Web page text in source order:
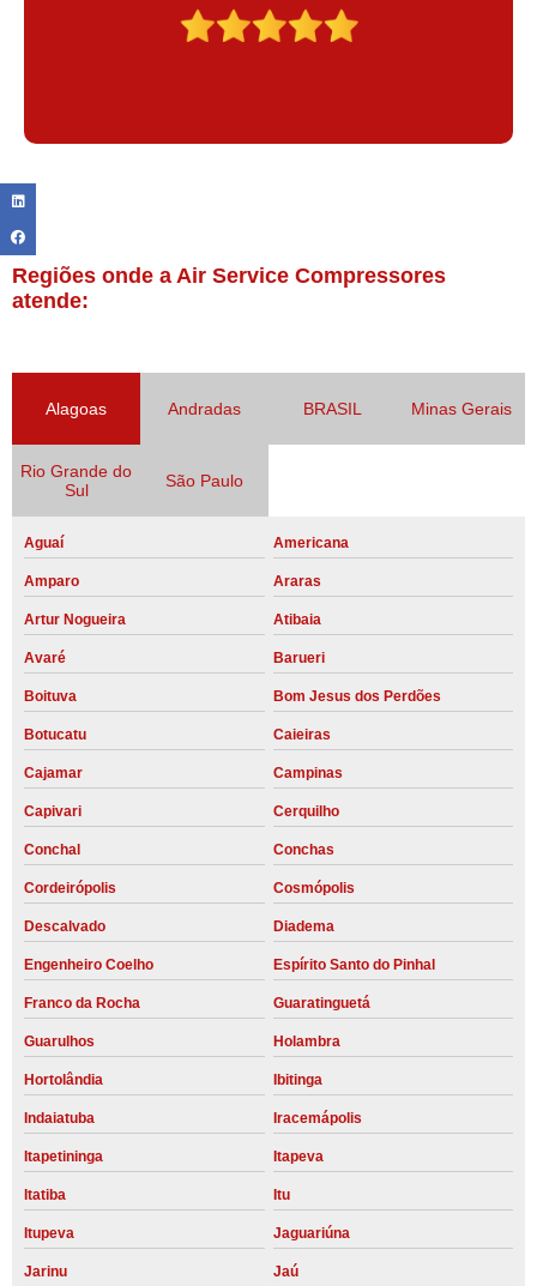
Regiões onde a Air Service Compressores
atende:
Alagoas Andradas BRASIL Minas Gerais
Rio Grande do
Sul
São Paulo
Aguaí Americana
Amparo Araras
Artur Nogueira Atibaia
Avaré Barueri
Boituva Bom Jesus dos Perdões
Botucatu Caieiras
Cajamar Campinas
Capivari Cerquilho
Conchal Conchas
Cordeirópolis Cosmópolis
Descalvado Diadema
Engenheiro Coelho Espírito Santo do Pinhal
Franco da Rocha Guaratinguetá
Guarulhos Holambra
Hortolândia Ibitinga
Indaiatuba Iracemápolis
Itapetininga Itapeva
Itatiba Itu
Itupeva Jaguariúna
Jarinu Jaú